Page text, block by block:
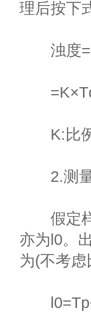
理后按下
浊度
K:比例
2.测量
假定样
亦为l0。
为(不考